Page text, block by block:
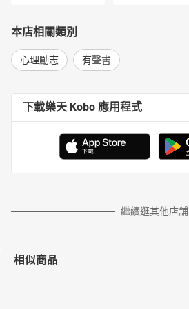
本店相關類別
心理勵志 有聲書
下載樂天 Kobo 應用程式
繼續逛其他店舖
相似商品